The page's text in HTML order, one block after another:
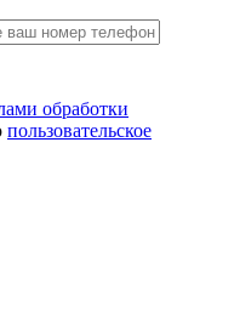
обработки
пользовательское